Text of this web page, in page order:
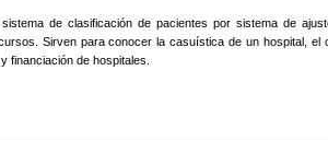
de clasificación de pacientes por sistema de
Sirven para conocer la casuística de un hospital, el
financiación de hospitales.